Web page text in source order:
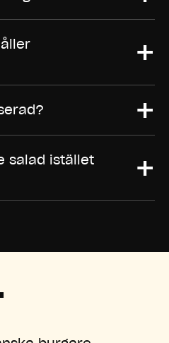
+
+
salad istället
+